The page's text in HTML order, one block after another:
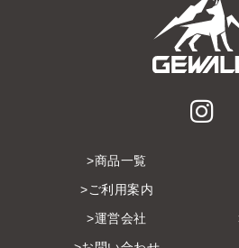
商品一覧
ご利用案内
運営会社